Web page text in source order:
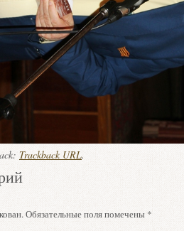
Trackback URL.
Обязательные поля помечены *